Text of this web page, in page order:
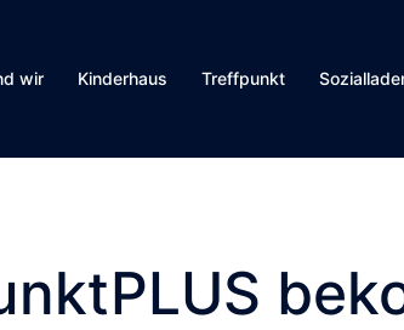
wir Kinderhaus Treffpunkt